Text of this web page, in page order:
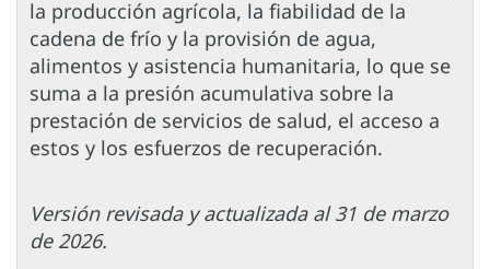
la producción agrícola, la fiabilidad de la
cadena de frío y la provisión de agua,
alimentos y asistencia humanitaria, lo que se
suma a la presión acumulativa sobre la
prestación de servicios de salud, el acceso a
estos y los esfuerzos de recuperación.
Versión revisada y actualizada al 31 de marzo
de 2026.